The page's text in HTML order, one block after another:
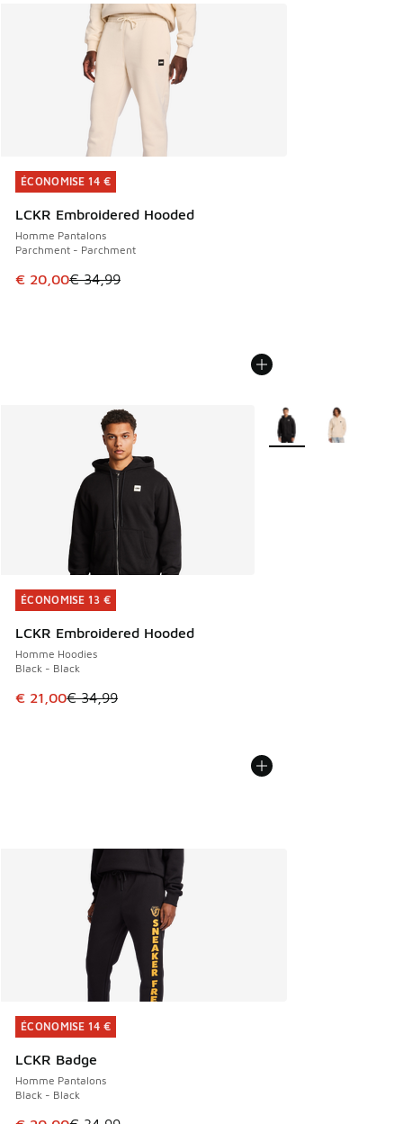
ÉCONOMISE 14 €
LCKR Embroidered Hooded
Homme Pantalons
Parchment - Parchment
Cet article est en promotion. Prix en baisse de € 34,99 à
€ 20,00€ 34,99
ÉCONOMISE 14 €
ÉCONOMISE 13 €
LCKR Embroidered Hooded
Homme Hoodies
Black - Black
Cet article est en promotion. Prix en baisse de € 34,99 à
€ 21,00€ 34,99
ÉCONOMISE 13 €
Plus de couleurs
ÉCONOMISE 14 €
LCKR Badge
Homme Pantalons
Black - Black
ÉCONOMISE 14 €